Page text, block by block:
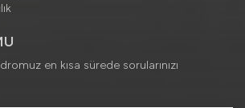
en kısa sürede sorularınızı